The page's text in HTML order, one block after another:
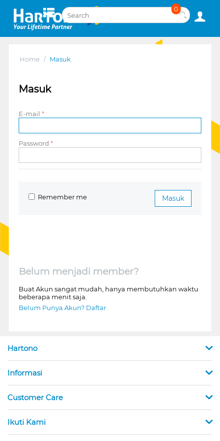
0
Home / Masuk
Masuk
E-mail
Password
Masuk
Remember me
Belum menjadi member?
Buat Akun sangat mudah, hanya membutuhkan waktu
beberapa menit saja.
Belum Punya Akun? Daftar
Hartono
Informasi
Customer Care
Ikuti Kami